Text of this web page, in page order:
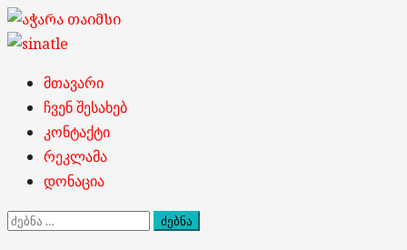
Skip
to
Primary
Menu
მთავარი
ჩვენ შესახებ
კონტაქტი
რეკლამა
დონაცია
ძებნა: